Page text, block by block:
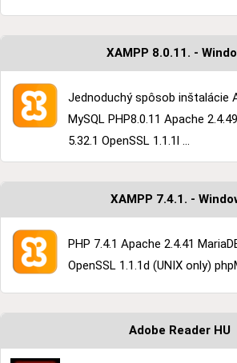
XAMPP 8.0.11. -
Jednoduchý spôsob inštalácie
MySQL PHP8.0.11 Apache
5.32.1 OpenSSL 1.1.1l ...
XAMPP 7.4.1. -
PHP 7.4.1 Apache 2.4.41
OpenSSL 1.1.1d (UNIX only)
Adobe Reader HU